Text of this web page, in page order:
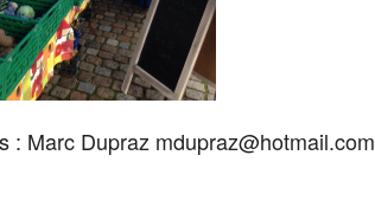
: Marc Dupraz mdupraz@hotmail.com